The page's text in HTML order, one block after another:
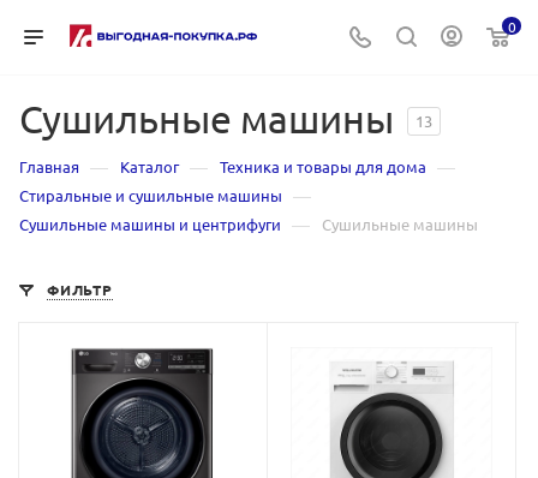
0
Сушильные машины 13
Главная — Каталог — Техника и товары для дома —
Стиральные и сушильные машины —
Сушильные машины и центрифуги — Сушильные машины
ФИЛЬТР